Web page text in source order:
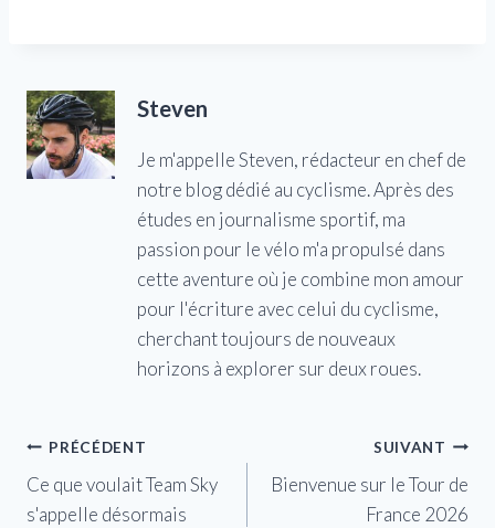
Steven
Je m'appelle Steven, rédacteur en chef de
notre blog dédié au cyclisme. Après des
études en journalisme sportif, ma
passion pour le vélo m'a propulsé dans
cette aventure où je combine mon amour
pour l'écriture avec celui du cyclisme,
cherchant toujours de nouveaux
horizons à explorer sur deux roues.
Navigation
de
PRÉCÉDENT
Ce que voulait Team Sky
s'appelle désormais
SUIVANT
Bienvenue sur le Tour de
France 2026